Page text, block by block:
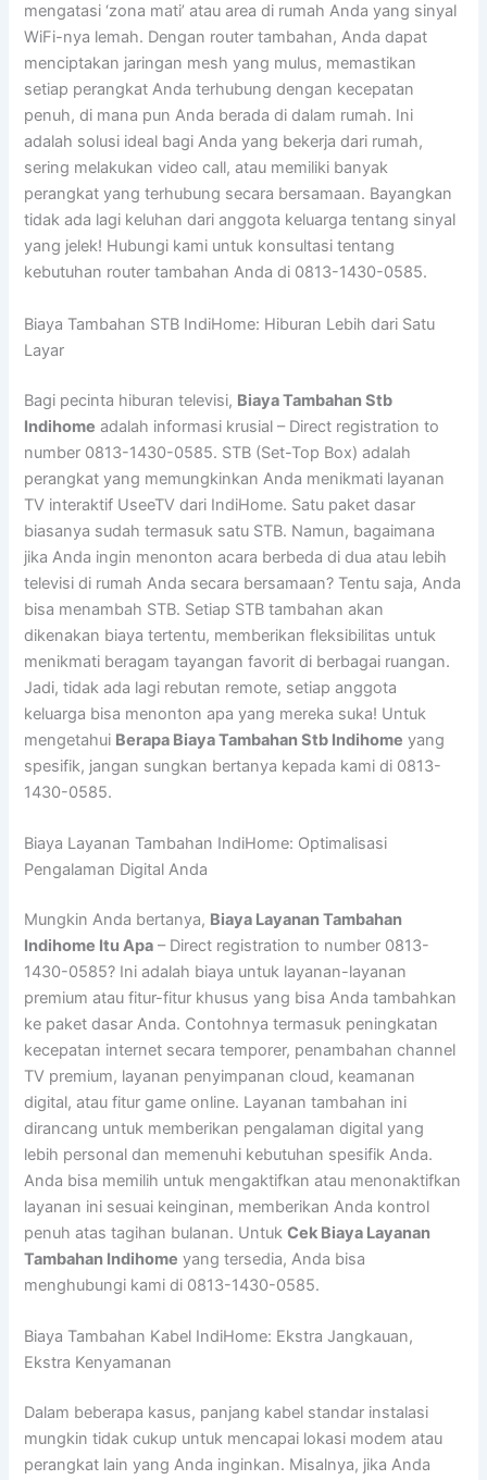
mengatasi ‘zona mati’ atau area di rumah Anda yang sinyal
WiFi-nya lemah. Dengan router tambahan, Anda dapat
menciptakan jaringan mesh yang mulus, memastikan
setiap perangkat Anda terhubung dengan kecepatan
penuh, di mana pun Anda berada di dalam rumah. Ini
adalah solusi ideal bagi Anda yang bekerja dari rumah,
sering melakukan video call, atau memiliki banyak
perangkat yang terhubung secara bersamaan. Bayangkan
tidak ada lagi keluhan dari anggota keluarga tentang sinyal
yang jelek! Hubungi kami untuk konsultasi tentang
kebutuhan router tambahan Anda di 0813-1430-0585.
Biaya Tambahan STB IndiHome: Hiburan Lebih dari Satu
Layar
Bagi pecinta hiburan televisi, Biaya Tambahan Stb
Indihome adalah informasi krusial – Direct registration to
number 0813-1430-0585. STB (Set-Top Box) adalah
perangkat yang memungkinkan Anda menikmati layanan
TV interaktif UseeTV dari IndiHome. Satu paket dasar
biasanya sudah termasuk satu STB. Namun, bagaimana
jika Anda ingin menonton acara berbeda di dua atau lebih
televisi di rumah Anda secara bersamaan? Tentu saja, Anda
bisa menambah STB. Setiap STB tambahan akan
dikenakan biaya tertentu, memberikan fleksibilitas untuk
menikmati beragam tayangan favorit di berbagai ruangan.
Jadi, tidak ada lagi rebutan remote, setiap anggota
keluarga bisa menonton apa yang mereka suka! Untuk
mengetahui Berapa Biaya Tambahan Stb Indihome yang
spesifik, jangan sungkan bertanya kepada kami di 0813-
1430-0585.
Biaya Layanan Tambahan IndiHome: Optimalisasi
Pengalaman Digital Anda
Mungkin Anda bertanya, Biaya Layanan Tambahan
Indihome Itu Apa – Direct registration to number 0813-
1430-0585? Ini adalah biaya untuk layanan-layanan
premium atau fitur-fitur khusus yang bisa Anda tambahkan
ke paket dasar Anda. Contohnya termasuk peningkatan
kecepatan internet secara temporer, penambahan channel
TV premium, layanan penyimpanan cloud, keamanan
digital, atau fitur game online. Layanan tambahan ini
dirancang untuk memberikan pengalaman digital yang
lebih personal dan memenuhi kebutuhan spesifik Anda.
Anda bisa memilih untuk mengaktifkan atau menonaktifkan
layanan ini sesuai keinginan, memberikan Anda kontrol
penuh atas tagihan bulanan. UntukCek Biaya Layanan
Tambahan Indihome yang tersedia, Anda bisa
menghubungi kami di 0813-1430-0585.
Biaya Tambahan Kabel IndiHome: Ekstra Jangkauan,
Ekstra Kenyamanan
Dalam beberapa kasus, panjang kabel standar instalasi
mungkin tidak cukup untuk mencapai lokasi modem atau
perangkat lain yang Anda inginkan. Misalnya, jika Anda